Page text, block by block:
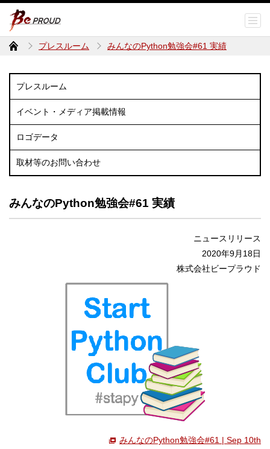
プレスルーム みんなのPython勉強会#61 実績
プレスルーム
イベント・メディア掲載情報
ロゴデータ
取材等のお問い合わせ
みんなのPython勉強会#61 実績
ニュースリリース
2020年9月18日
株式会社ビープラウド
みんなのPython勉強会#61 | Sep 10th